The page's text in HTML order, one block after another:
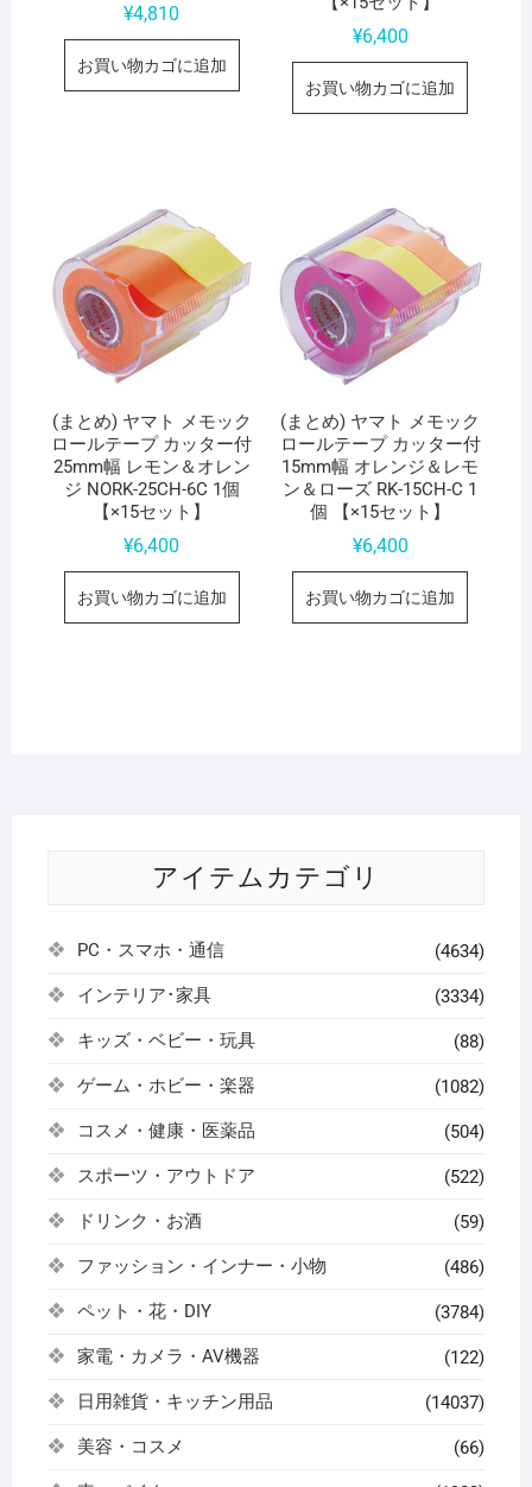
¥4,810
お買い物カゴに追加
¥6,400
お買い物カゴに追加
(まとめ) ヤマト メモック
ロールテープ カッター付
25mm幅 レモン＆オレン
ジ NORK-25CH-6C 1個
【×15セット】
¥6,400
お買い物カゴに追加
(まとめ) ヤマト メモック
ロールテープ カッター付
15mm幅 オレンジ＆レモ
ン＆ローズ RK-15CH-C 1
個 【×15セット】
¥6,400
お買い物カゴに追加
アイテムカテゴリ
PC・スマホ・通信 (4634)
インテリア･家具 (3334)
キッズ・ベビー・玩具 (88)
ゲーム・ホビー・楽器 (1082)
コスメ・健康・医薬品 (504)
スポーツ・アウトドア (522)
ドリンク・お酒 (59)
ファッション・インナー・小物 (486)
ペット・花・DIY (3784)
家電・カメラ・AV機器 (122)
日用雑貨・キッチン用品 (14037)
美容・コスメ (66)